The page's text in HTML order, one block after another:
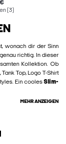
(3)
wonach dir der Sinn
richtig. In dieser
Kollektion. Ob
Top, Logo T-Shirt
Ein cooles Slim-
MEHR ANZEIGEN